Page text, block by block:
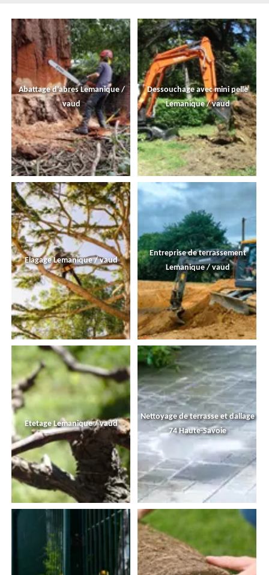
Abattage d'abres Lemanique /
vaud
Dessouchage avec mini pelle
Lemanique / vaud
Elagage Lemanique / vaud
Entreprise de terrassement
Lemanique / vaud
Etetage Lemanique / vaud
Nettoyage de terrasse et dallage
74 Haute-Savoie